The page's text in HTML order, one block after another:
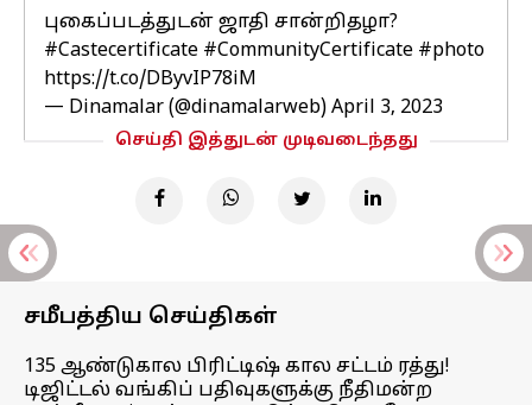
புகைப்படத்துடன் ஜாதி சான்றிதழா?
#Castecertificate #CommunityCertificate #photo
https://t.co/DByvIP78iM
— Dinamalar (@dinamalarweb) April 3, 2023
செய்தி இத்துடன் முடிவடைந்தது
சமீபத்திய செய்திகள்
135 ஆண்டுகால பிரிட்டிஷ் கால சட்டம் ரத்து!
டிஜிட்டல் வங்கிப் பதிவுகளுக்கு நீதிமன்ற